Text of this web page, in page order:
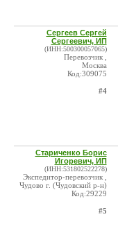
Сергеев Сергей
Сергеевич, ИП
(ИНН:500300057065)
Перевозчик ,
Москва
Код:309075
#4
Стариченко Борис
Игоревич, ИП
(ИНН:531802522278)
Экспедитор-перевозчик ,
Чудово г. (Чудовский р-н)
Код:29229
#5